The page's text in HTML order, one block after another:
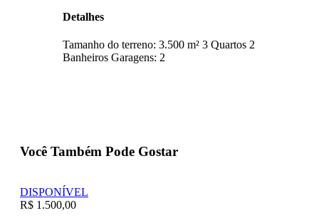
Detalhes
Tamanho do terreno: 3.500 m² 3 Quartos 2
Banheiros Garagens: 2
Você Também Pode Gostar
DISPONÍVEL
R$ 1.500,00